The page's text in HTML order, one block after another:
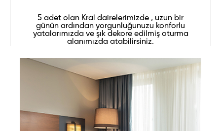
5 adet olan Kral dairelerimizde , uzun bir
günün ardından yorgunluğunuzu konforlu
yatalarımızda ve şık dekore edilmiş oturma
alanımızda atabilirsiniz.